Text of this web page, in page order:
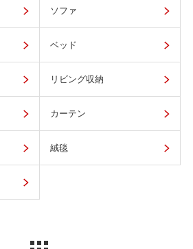
ソファ
ベッド
リビング収納
カーテン
絨毯